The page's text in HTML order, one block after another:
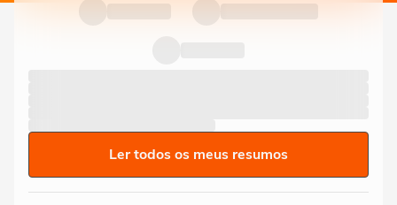
Ler todos os meus resumos